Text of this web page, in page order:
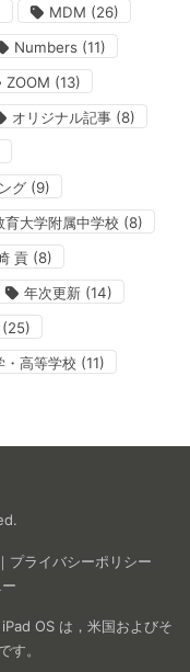
MDM (26)
Numbers (11)
ZOOM (13)
オリジナル記事 (8)
グ (9)
育大学附属中学校 (8)
貢 (8)
年次更新 (14)
(25)
・高等学校 (11)
｜ プライバシーポリシー
OS は，米国およびそ
す。